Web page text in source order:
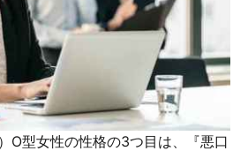
O型女性の性格の3つ目は、『悪口